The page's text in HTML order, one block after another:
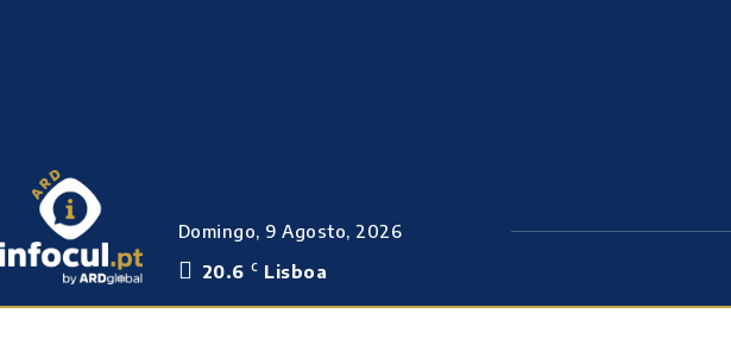
Domingo, 9 Agosto, 2026
20.6 C Lisboa